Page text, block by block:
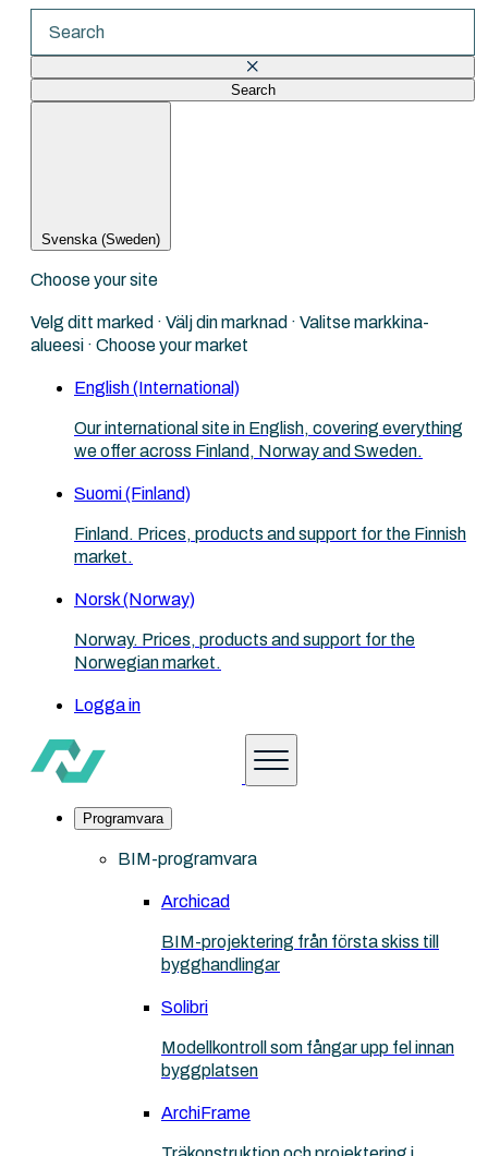
Search
Svenska (Sweden)
Choose your site
Velg ditt marked · Välj din marknad · Valitse markkina-
alueesi · Choose your market
English (International)
Our international site in English, covering everything
we offer across Finland, Norway and Sweden.
Suomi (Finland)
Finland. Prices, products and support for the Finnish
market.
Norsk (Norway)
Norway. Prices, products and support for the
Norwegian market.
Logga in
Programvara
BIM-programvara
Archicad
BIM-projektering från första skiss till
bygghandlingar
Solibri
Modellkontroll som fångar upp fel innan
byggplatsen
ArchiFrame